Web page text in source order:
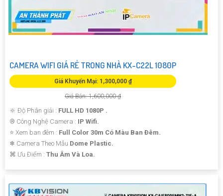
CAMERA WIFI GIÁ RẺ TRONG NHÀ KX-C22L 1080P
Giá Khuyến Mại: 1,300,000 ₫
Giá Bán: 1,600,000 ₫
🔆 Độ Phân giải : FULL HD 1080P .
®️ Công Nghệ Camera : IP Wifi.
⭐ Xem ban đêm : Full Color 30m Có Màu Ban Ðêm.
❄ Camera Theo Mẫu Dome Plastic.
️⌘ Ưu Điểm : Thu Âm Và Loa.